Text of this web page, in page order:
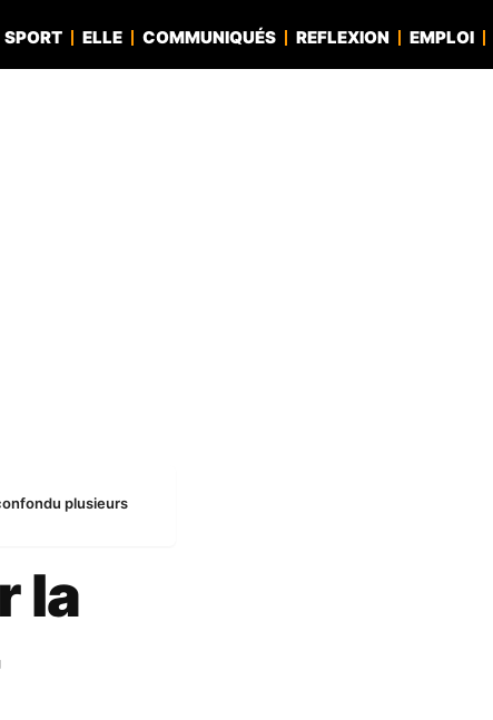
SPORT ELLE COMMUNIQUÉS REFLEXION EMPLOI
plusieurs
la